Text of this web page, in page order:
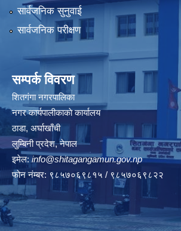
सार्वजनिक सुनुवाई
सार्वजनिक परीक्षण
सम्पर्क विवरण
शितगंगा नगरपालिका
नगर कार्यपालीकाकाे कार्यालय
ठाडा, अर्घाखाँची
लुम्बिनी प्रदेश, नेपाल
इमेल: info@shitagangamun.gov.np
फोन नंम्बर: ९८५७०६९८१५ / ९८५७०६९८२२